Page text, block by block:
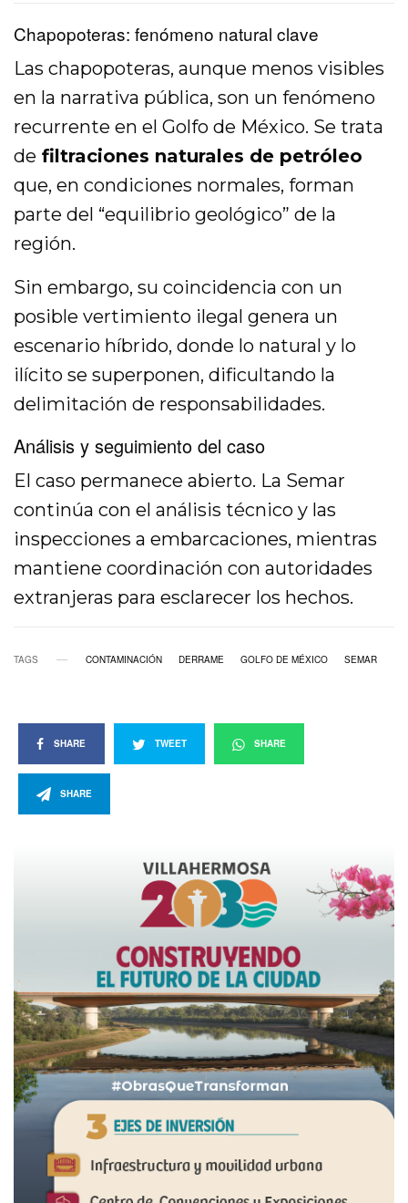
Chapopoteras: fenómeno natural clave
Las chapopoteras, aunque menos visibles
en la narrativa pública, son un fenómeno
recurrente en el Golfo de México. Se trata
de filtraciones naturales de petróleo
que, en condiciones normales, forman
parte del “equilibrio geológico” de la
región.
Sin embargo, su coincidencia con un
posible vertimiento ilegal genera un
escenario híbrido, donde lo natural y lo
ilícito se superponen, dificultando la
delimitación de responsabilidades.
Análisis y seguimiento del caso
El caso permanece abierto. La Semar
continúa con el análisis técnico y las
inspecciones a embarcaciones, mientras
mantiene coordinación con autoridades
extranjeras para esclarecer los hechos.
TAGS CONTAMINACIÓN DERRAME GOLFO DE MÉXICO SEMAR
SHARE TWEET SHARE
SHARE